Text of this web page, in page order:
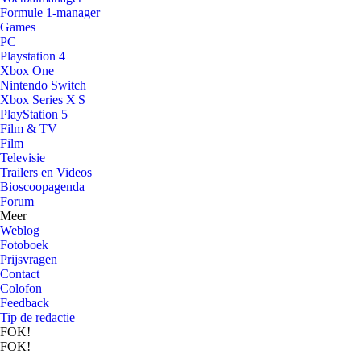
Formule 1-manager
Games
PC
Playstation 4
Xbox One
Nintendo Switch
Xbox Series X|S
PlayStation 5
Film & TV
Film
Televisie
Trailers en Videos
Bioscoopagenda
Forum
Meer
Weblog
Fotoboek
Prijsvragen
Contact
Colofon
Feedback
Tip de redactie
FOK!
FOK!